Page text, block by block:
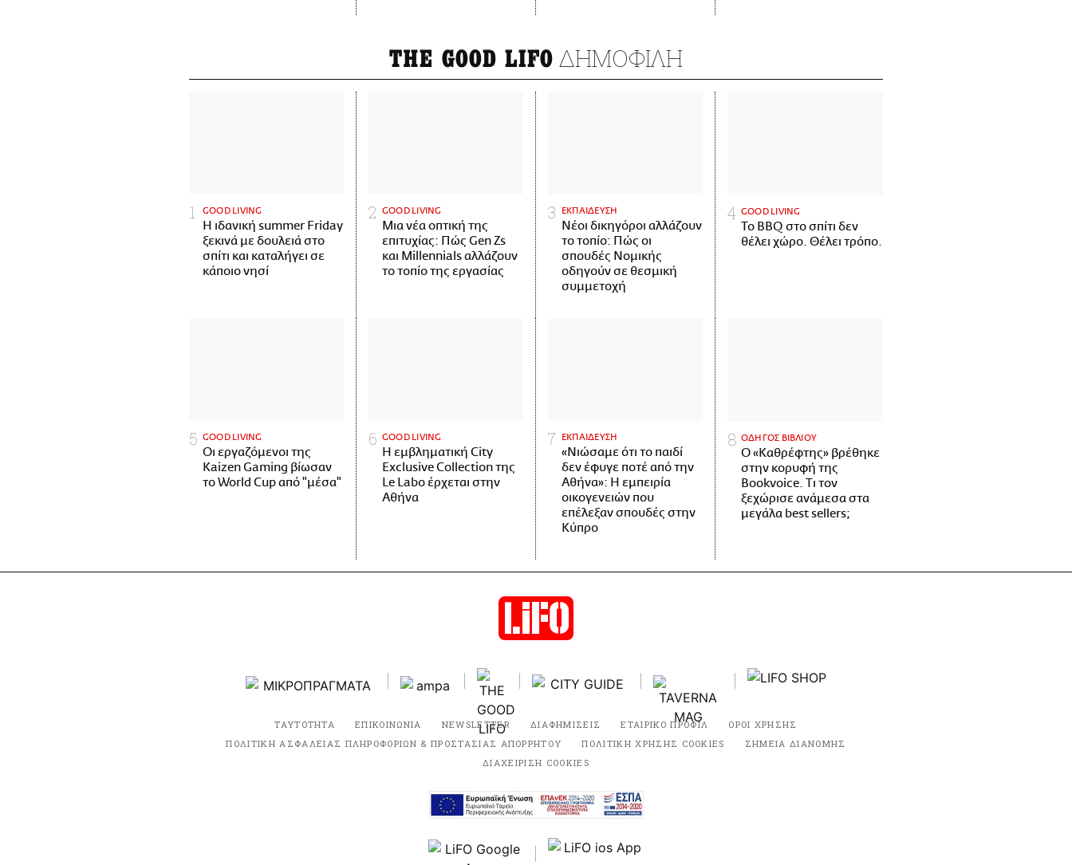
THE GOOD LIFO ΔΗΜΟΦΙΛΗ
GOOD LIVING
Η ιδανική summer Friday
ξεκινά με δουλειά στο
σπίτι και καταλήγει σε
κάποιο νησί
GOOD LIVING
Μια νέα οπτική της
επιτυχίας: Πώς Gen Zs
και Millennials αλλάζουν
το τοπίο της εργασίας
ΕΚΠΑΙΔΕΥΣΗ
Νέοι δικηγόροι αλλάζουν
το τοπίο: Πώς οι
σπουδές Νομικής
οδηγούν σε θεσμική
συμμετοχή
GOOD LIVING
Το BBQ στο σπίτι δεν
θέλει χώρο. Θέλει τρόπο.
GOOD LIVING
Οι εργαζόμενοι της
Kaizen Gaming βίωσαν
το World Cup από "μέσα"
GOOD LIVING
Η εμβληματική City
Exclusive Collection της
Le Labo έρχεται στην
Αθήνα
ΕΚΠΑΙΔΕΥΣΗ
«Νιώσαμε ότι το παιδί
δεν έφυγε ποτέ από την
Αθήνα»: Η εμπειρία
οικογενειών που
επέλεξαν σπουδές στην
Κύπρο
ΟΔΗΓΟΣ ΒΙΒΛΙΟΥ
Ο «Καθρέφτης» βρέθηκε
στην κορυφή της
Bookvoice. Τι τον
ξεχώρισε ανάμεσα στα
μεγάλα best sellers;
ΤΑΥΤΟΤΗΤΑ ΕΠΙΚΟΙΝΩΝΙΑ NEWSLETTER ΔΙΑΦΗΜΙΣΕΙΣ ΕΤΑΙΡΙΚΟ ΠΡΟΦΙΛ
ΟΡΟΙ ΧΡΗΣΗΣ
ΠΟΛΙΤΙΚΗ ΑΣΦΑΛΕΙΑΣ ΠΛΗΡΟΦΟΡΙΩΝ & ΠΡΟΣΤΑΣΙΑΣ ΑΠΟΡΡΗΤΟΥ
ΠΟΛΙΤΙΚΗ ΧΡΗΣΗΣ COOKIES
ΣΗΜΕΙΑ ΔΙΑΝΟΜΗΣ
ΔΙΑΧΕΙΡΙΣΗ COOKIES